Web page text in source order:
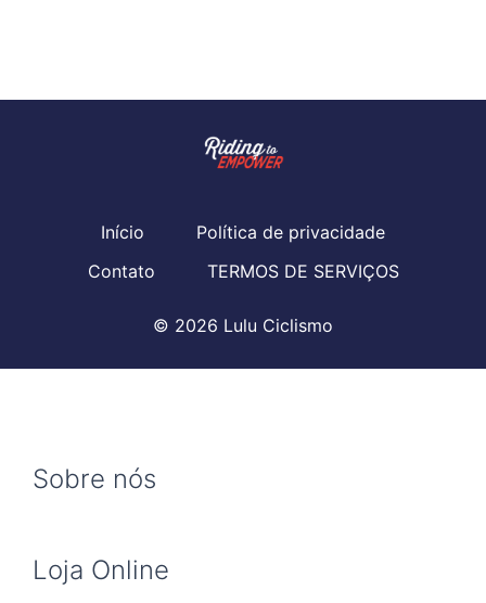
Início
Política de privacidade
Contato
TERMOS DE SERVIÇOS
© 2026 Lulu Ciclismo
Sobre nós
Loja Online